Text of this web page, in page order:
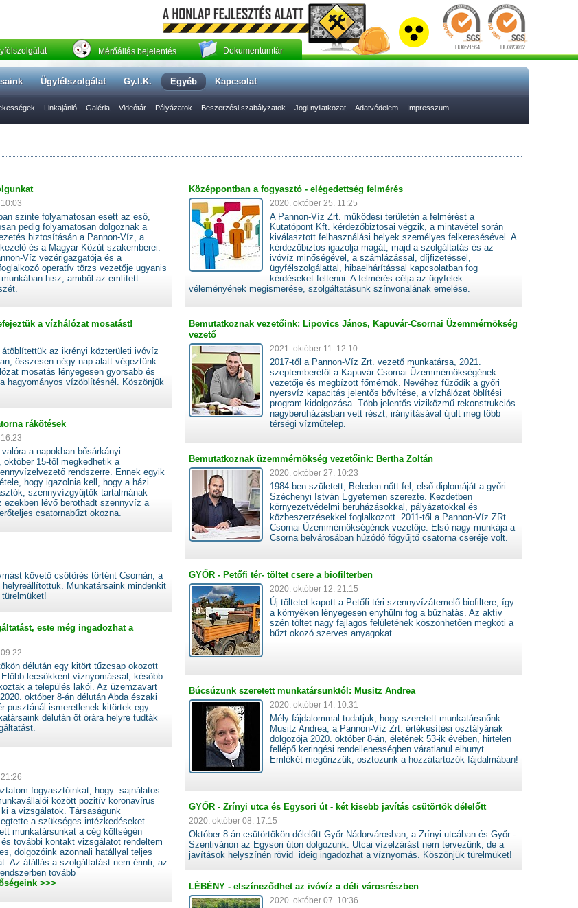
Mérőállás bejelentés Dokumentumtár
Ügyfélszolgálat Gy.I.K. Egyéb Kapcsolat
Linkajánló Galéria Videótár Pályázatok Beszerzési szabályzatok Jogi nyilatkozat Adatvédelem Impresszum
szinte folyamatosan esett az eső,
pedig folyamatosan dolgoznak a
biztosításán a Pannon-Víz, a
és a Magyar Közút szakemberei.
Víz vezérigazgatója és a
operatív törzs vezetője ugyanis
hisz, amiből az említett
a vízhálózat mosatást!
az ikrényi közterületi ivóvíz
összesen négy nap alatt végeztünk.
mosatás lényegesen gyorsabb és
hagyományos vízöblítésnél. Köszönjük
rákötések
a napokban bősárkányi
15-től megkedhetik a
rendszerre. Ennek egyik
hogy igazolnia kell, hogy a házi
szennyvízgyűjtők tartalmának
ezekben lévő berothadt szennyvíz a
csatornabűzt okozna.
követő csőtörés történt Csornán, a
Munkatársaink mindenkit
este még ingadozhat a
délután egy kitört tűzcsap okozott
lecsökkent víznyomással, később
a település lakói. Az üzemzavart
október 8-án délután Abda északi
pusztánál ismeretlenek kitörtek egy
délután öt órára helyre tudták
fogyasztóinkat, hogy sajnálatos
között pozitív koronavírus
a vizsgálatok. Társaságunk
a szükséges intézkedéseket.
munkatársunkat a cég költségén
további kontakt vizsgálatot rendeltem
dolgozóink azonnali hatállyal teljes
Az átállás a szolgáltatást nem érinti, az
tovább
>>>
Középpontban a fogyasztó - elégedettség felmérés
2020. október 25. 11:25
A Pannon-Víz Zrt. működési területén a felmérést a
Kutatópont Kft. kérdezőbiztosai végzik, a mintavétel során
kiválasztott felhasználási helyek személyes felkeresésével. A
kérdezőbiztos igazolja magát, majd a szolgáltatás és az
ivóvíz minőségével, a számlázással, díjfizetéssel,
ügyfélszolgálattal, hibaelhárítással kapcsolatban fog
kérdéseket feltenni. A felmérés célja az ügyfelek
véleményének megismerése, szolgáltatásunk színvonalának emelése.
Bemutatkoznak vezetőink: Lipovics János, Kapuvár-Csornai Üzemmérnökség
vezető
2021. október 11. 12:10
2017-től a Pannon-Víz Zrt. vezető munkatársa, 2021.
szeptemberétől a Kapuvár-Csornai Üzemmérnökségének
vezetője és megbízott főmérnök. Nevéhez fűződik a győri
nyersvíz kapacitás jelentős bővítése, a vízhálózat öblítési
program kidolgozása. Több jelentős viziközmű rekonstrukciós
nagyberuházásban vett részt, irányításával újult meg több
térségi vízműtelep.
Bemutatkoznak üzemmérnökség vezetőink: Bertha Zoltán
2020. október 27. 10:23
1984-ben született, Beleden nőtt fel, első diplomáját a győri
Széchenyi István Egyetemen szerezte. Kezdetben
környezetvédelmi beruházásokkal, pályázatokkal és
közbeszerzésekkel foglalkozott. 2011-től a Pannon-Víz ZRt.
Csornai Üzemmérnökségének vezetője. Első nagy munkája a
Csorna belvárosában húzódó főgyűjtő csatorna cseréje volt.
GYŐR - Petőfi tér- töltet csere a biofilterben
2020. október 12. 21:15
Új töltetet kapott a Petőfi téri szennyvízátemelő biofiltere, így
a környéken lényegesen enyhülni fog a bűzhatás. Az aktív
szén töltet nagy fajlagos felületének köszönhetően megköti a
bűzt okozó szerves anyagokat.
Búcsúzunk szeretett munkatársunktól: Musitz Andrea
2020. október 14. 10:31
Mély fájdalommal tudatjuk, hogy szeretett munkatársnőnk
Musitz Andrea, a Pannon-Víz Zrt. értékesítési osztályának
dolgozója 2020. október 8-án, életének 53-ik évében, hirtelen
fellépő keringési rendellenességben váratlanul elhunyt.
Emlékét megőrizzük, osztozunk a hozzátartozók fájdalmában!
GYŐR - Zrínyi utca és Egysori út - két kisebb javítás csütörtök délelőtt
2020. október 08. 17:15
Október 8-án csütörtökön délelőtt Győr-Nádorvárosban, a Zrínyi utcában és Győr -
Szentivánon az Egysori úton dolgozunk. Utcai vízelzárást nem tervezünk, de a
javítások helyszínén rövid ideig ingadozhat a víznyomás. Köszönjük türelmüket!
LÉBÉNY - elszíneződhet az ivóvíz a déli városrészben
2020. október 07. 10:36